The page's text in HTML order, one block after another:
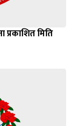
मिति